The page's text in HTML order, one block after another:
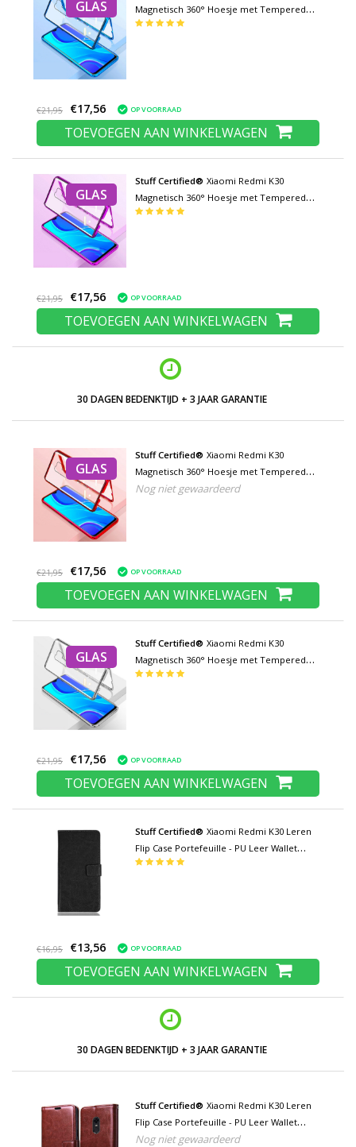
GLAS
Magnetisch 360° Hoesje met Tempered
Glass - Full Body Cover Hoesje +
€21,95 €17,56 OP VOORRAAD
TOEVOEGEN AAN WINKELWAGEN
GLAS
Stuff Certified® Xiaomi Redmi K30
Magnetisch 360° Hoesje met Tempered
Glass - Full Body Cover Hoesje +
€21,95 €17,56 OP VOORRAAD
TOEVOEGEN AAN WINKELWAGEN
30 DAGEN BEDENKTIJD + 3 JAAR GARANTIE
GLAS
Stuff Certified® Xiaomi Redmi K30
Magnetisch 360° Hoesje met Tempered
Glass - Full Body Cover Hoesje +
Nog niet gewaardeerd
€21,95 €17,56 OP VOORRAAD
TOEVOEGEN AAN WINKELWAGEN
GLAS
Stuff Certified® Xiaomi Redmi K30
Magnetisch 360° Hoesje met Tempered
Glass - Full Body Cover Hoesje +
€21,95 €17,56 OP VOORRAAD
TOEVOEGEN AAN WINKELWAGEN
Stuff Certified® Xiaomi Redmi K30 Leren
Flip Case Portefeuille - PU Leer Wallet
Cover Cas Hoesje Zwart
€16,95 €13,56 OP VOORRAAD
TOEVOEGEN AAN WINKELWAGEN
30 DAGEN BEDENKTIJD + 3 JAAR GARANTIE
Stuff Certified® Xiaomi Redmi K30 Leren
Flip Case Portefeuille - PU Leer Wallet
Cover Cas Hoesje Bruin
Nog niet gewaardeerd